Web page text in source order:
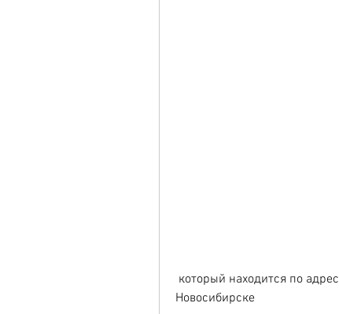
Новосибирске